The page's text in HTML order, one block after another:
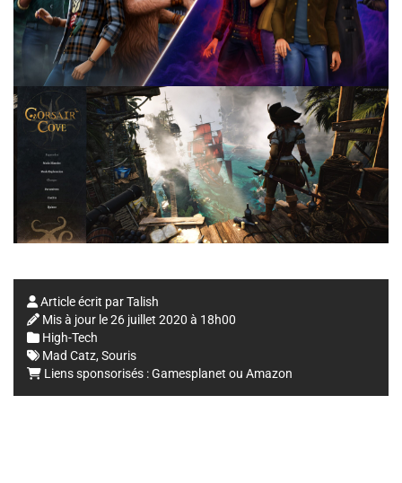
Article écrit parTalish
Mis à jour le26 juillet 2020 à 18h00
High-Tech
Mad Catz, Souris
Liens sponsorisés :Gamesplanet ou Amazon